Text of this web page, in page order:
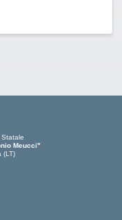
Meucci"
(LT)